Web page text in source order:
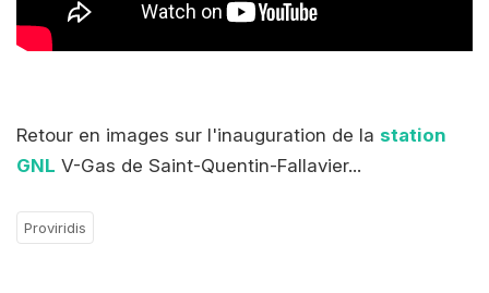
Retour en images sur l'inauguration de la station
GNL V-Gas de Saint-Quentin-Fallavier...
Proviridis